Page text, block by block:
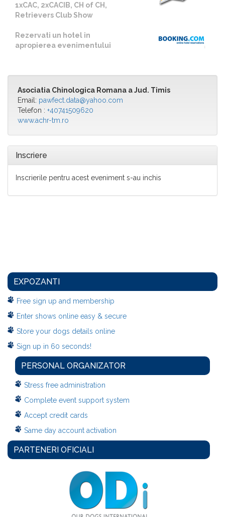
1xCAC, 2xCACIB, CH of CH,
Retrievers Club Show
Rezervati un hotel in
apropierea evenimentului
Asociatia Chinologica Romana a Jud. Timis
Email: pawfect.data@yahoo.com
Telefon : +40741509620
www.achr-tm.ro
Inscriere
Inscrierile pentru acest eveniment s-au inchis
EXPOZANTI
Free sign up and membership
Enter shows online easy & secure
Store your dogs details online
Sign up in 60 seconds!
PERSONAL ORGANIZATOR
Stress free administration
Complete event support system
Accept credit cards
Same day account activation
PARTENERI OFICIALI